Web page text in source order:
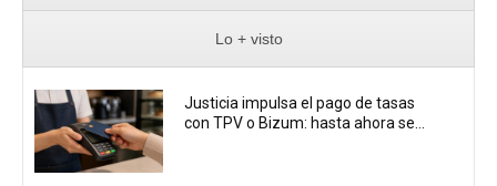
Lo + visto
Justicia impulsa el pago de tasas
con TPV o Bizum: hasta ahora se...